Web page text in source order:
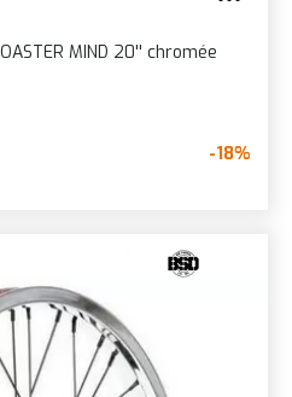
MIND 20'' chromée
-18%